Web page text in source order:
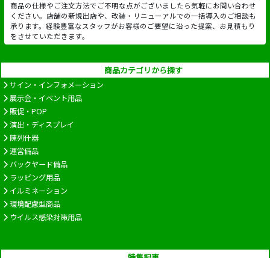
商品の仕様やご注文方法でご不明な点がございましたら気軽にお問い合わせ
ください。店舗の新規出店や、改装・リニューアルでの一括導入のご相談も
承ります。経験豊富なスタッフがお客様のご要望に沿った提案、お見積もり
をさせていただきます。
商品カテゴリから探す
サイン・インフォメーション
展示会・イベント用品
販促・POP
演出・ディスプレイ
陳列什器
運営備品
バックヤード備品
ラッピング用品
イルミネーション
環境配慮型商品
ウイルス感染対策用品